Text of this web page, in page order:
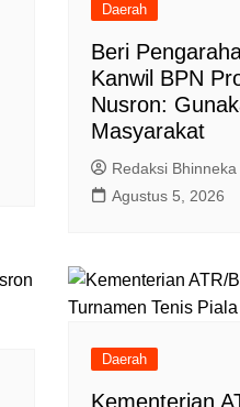
Daerah
Beri
Kanwil BPN
Nusron:
Masyarakat
Redaksi
Agustus 5, 2026
Daerah
Kementerian